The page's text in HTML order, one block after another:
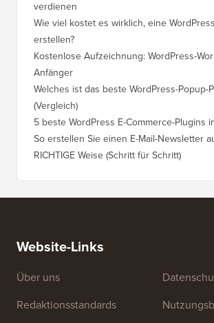
verdienen
Wie viel kostet es wirklich, eine
erstellen?
Kostenlose Aufzeichnung: WordPress-
Anfänger
Welches ist das beste WordPress-Popup-
(Vergleich)
5 beste WordPress E-Commerce-Plugins
So erstellen Sie einen E-Mail-Newsletter
RICHTIGE Weise (Schritt für Schritt)
Website-Links
Über uns
Redaktionsstandards